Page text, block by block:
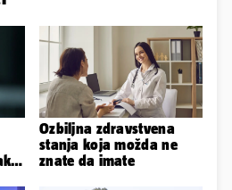
u
Ozbiljna zdravstvena
stanja koja možda ne
znate da imate